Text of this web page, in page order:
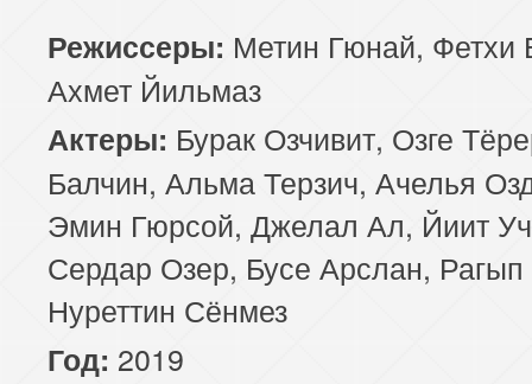
Режиссеры: Метин Гюнай, Фетхи
Ахмет Йильмаз
Актеры: Бурак Озчивит, Озге
Балчин, Альма Терзич, Ачелья
Эмин Гюрсой, Джелал Ал, Йиит
Сердар Озер, Бусе Арслан,
Нуреттин Сёнмез
Год: 2019